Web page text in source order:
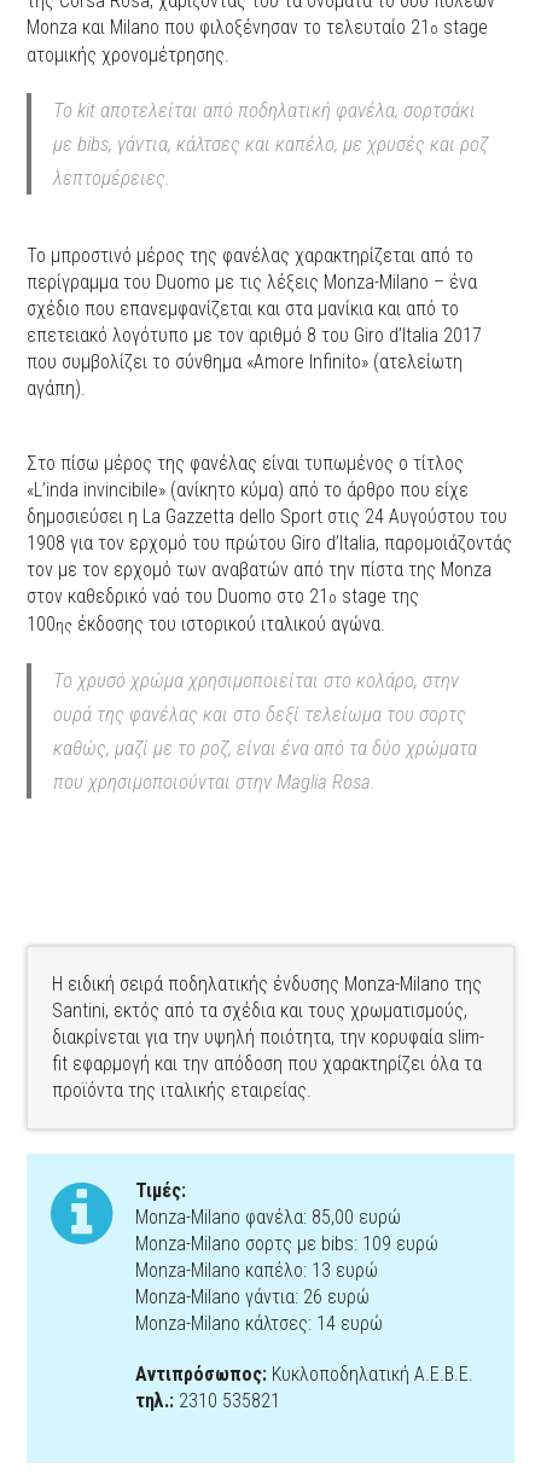
Monza και Milanο που φιλοξένησαν το τελευταίο 21 ο stage
ατομικής χρονομέτρησης.
Το kit αποτελείται από ποδηλατική φανέλα, σορτσάκι
με bibs, γάντια, κάλτσες και καπέλο, με χρυσές και ροζ
λεπτομέρειες.
Το μπροστινό μέρος της φανέλας χαρακτηρίζεται από το
περίγραμμα του Duomo με τις λέξεις Monza-Milano – ένα
σχέδιο που επανεμφανίζεται και στα μανίκια και από το
επετειακό λογότυπο με τον αριθμό 8 του Giro d’Italia 2017
που συμβολίζει το σύνθημα «Amore Infinito» (ατελείωτη
αγάπη).
Στο πίσω μέρος της φανέλας είναι τυπωμένος ο τίτλος
«L’inda invincibile» (ανίκητο κύμα) από το άρθρο που είχε
δημοσιεύσει η La Gazzetta dello Sport στις 24 Αυγούστου του
1908 για τον ερχομό του πρώτου Giro d’Italia, παρομοιάζοντάς
τον με τον ερχομό των αναβατών από την πίστα της Monza
στον καθεδρικό ναό του Duomo στο 21 ο stage της
100ης έκδοσης του ιστορικού ιταλικού αγώνα.
Το χρυσό χρώμα χρησιμοποιείται στο κολάρο, στην
ουρά της φανέλας και στο δεξί τελείωμα του σορτς
καθώς, μαζί με το ροζ, είναι ένα από τα δύο χρώματα
που χρησιμοποιούνται στην Maglia Rosa.
Η ειδική σειρά ποδηλατικής ένδυσης Monza-Milano της
Santini, εκτός από τα σχέδια και τους χρωματισμούς,
διακρίνεται για την υψηλή ποιότητα, την κορυφαία slim-
fit εφαρμογή και την απόδοση που χαρακτηρίζει όλα τα
προϊόντα της ιταλικής εταιρείας.
Τιμές:
Monza-Milano φανέλα: 85,00 ευρώ
Monza-Milano σορτς με bibs: 109 ευρώ
Monza-Milano καπέλο: 13 ευρώ
Monza-Milano γάντια: 26 ευρώ
Monza-Milano κάλτσες: 14 ευρώ
Αντιπρόσωπος: Κυκλοποδηλατική Α.Ε.Β.Ε.
τηλ.: 2310 535821